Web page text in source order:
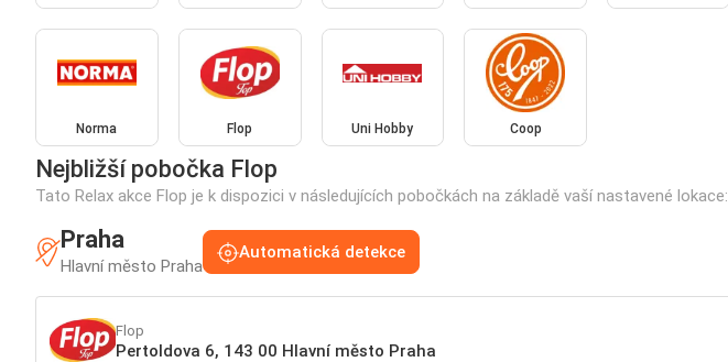
Norma Flop Uni Hobby Coop
Nejbližší pobočka Flop
Tato Relax akce Flop je k dispozici v následujících pobočkách na základě vaší nastavené lokace:
Praha
Hlavní město Praha
Automatická detekce
Flop
Pertoldova 6, 143 00 Hlavní město Praha